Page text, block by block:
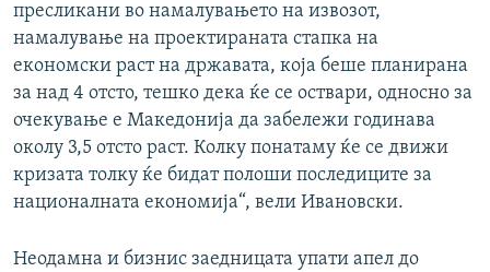
пресликани во намалувањето на извозот,
намалување на проектираната стапка на
економски раст на државата, која беше планирана
за над 4 отсто, тешко дека ќе се оствари, односно за
очекување е Македонија да забележи годинава
околу 3,5 отсто раст. Колку понатаму ќе се движи
кризата толку ќе бидат полоши последиците за
националната економија“, вели Ивановски.
Неодамна и бизнис заедницата упати апел до